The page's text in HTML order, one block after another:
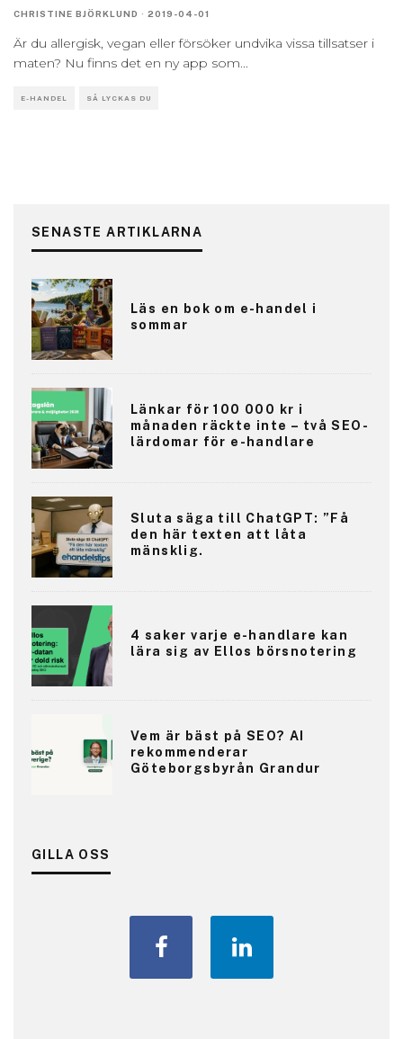
CHRISTINE BJÖRKLUND · 2019-04-01
Är du allergisk, vegan eller försöker undvika vissa tillsatser i
maten? Nu finns det en ny app som...
E-HANDEL SÅ LYCKAS DU
SENASTE ARTIKLARNA
Läs en bok om e-handel i
sommar
Länkar för 100 000 kr i
månaden räckte inte – två SEO-
lärdomar för e-handlare
Sluta säga till ChatGPT: ”Få
den här texten att låta
mänsklig.
4 saker varje e-handlare kan
lära sig av Ellos börsnotering
Vem är bäst på SEO? AI
rekommenderar
Göteborgsbyrån Grandur
GILLA OSS